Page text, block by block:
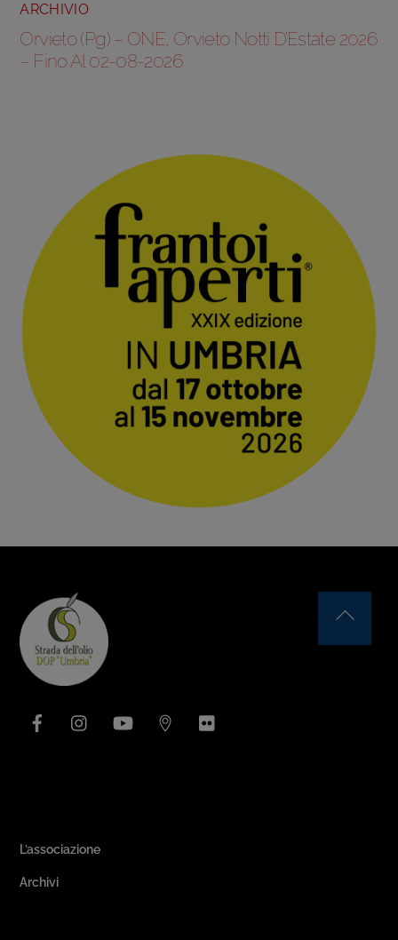
ARCHIVIO
Orvieto (Pg) – ONE, Orvieto Notti D’Estate 2026
– Fino Al 02-08-2026
Facebook YouTube Issuu
L’associazione
Archivi